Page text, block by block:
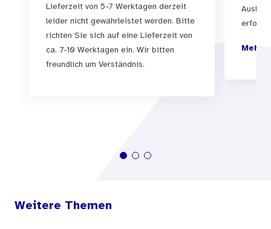
Lieferzeit von 5-7 Werktagen derzeit
leider nicht gewährleistet werden. Bitte
richten Sie sich auf eine Lieferzeit von
ca. 7-10 Werktagen ein. Wir bitten
freundlich um Verständnis.
Mehr
Weitere Themen